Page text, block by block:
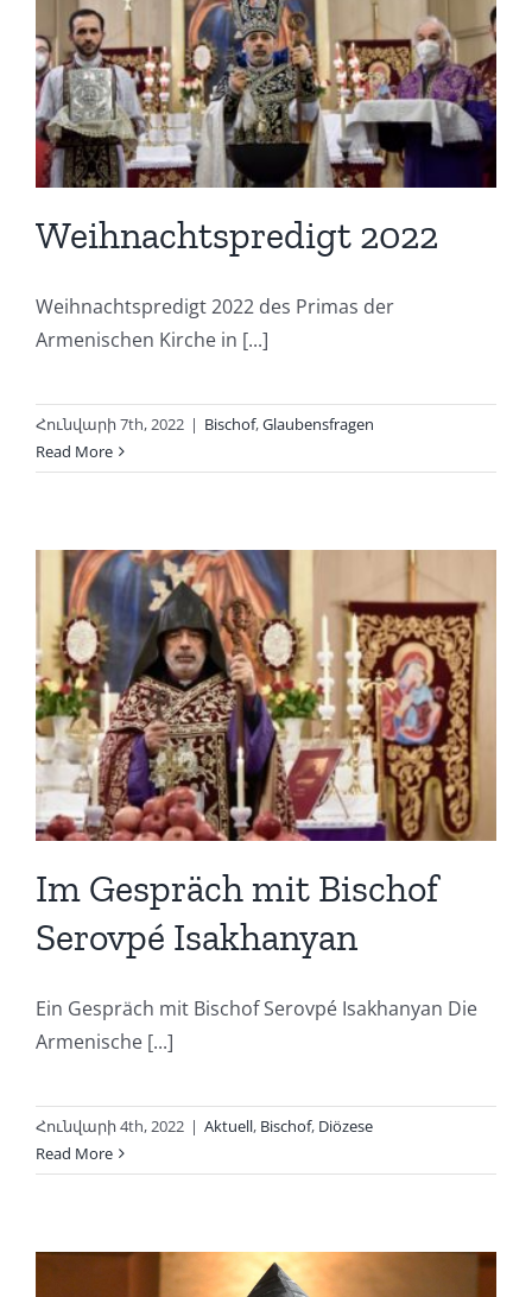
Weihnachtspredigt 2022
Weihnachtspredigt 2022 des Primas der
Armenischen Kirche in [...]
Հունվարի 7th, 2022 | Bischof,Glaubensfragen
Read More
Im Gespräch mit Bischof
Serovpé Isakhanyan
Ein Gespräch mit Bischof Serovpé Isakhanyan Die
Armenische [...]
Հունվարի 4th, 2022 | Aktuell, Bischof, Diözese
Read More